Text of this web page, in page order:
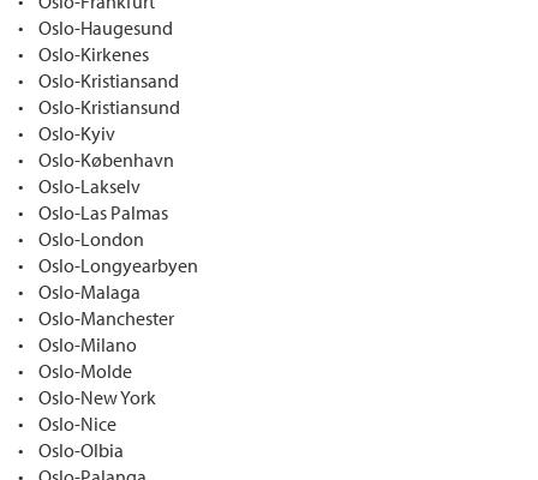
• Oslo-Haugesund
• Oslo-Kirkenes
• Oslo-Kristiansand
• Oslo-Kristiansund
• Oslo-Kyiv
• Oslo-København
• Oslo-Lakselv
• Oslo-Las Palmas
• Oslo-London
• Oslo-Longyearbyen
• Oslo-Malaga
• Oslo-Manchester
• Oslo-Milano
• Oslo-Molde
• Oslo-New York
• Oslo-Nice
• Oslo-Olbia